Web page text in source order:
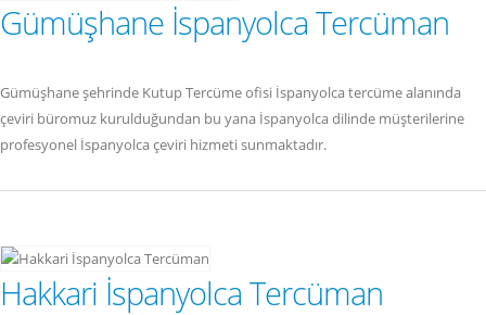
Gümüşhane İspanyolca Tercüman
Gümüşhane şehrinde Kutup Tercüme ofisi İspanyolca tercüme alanında
çeviri büromuz kurulduğundan bu yana İspanyolca dilinde müşterilerine
profesyonel İspanyolca çeviri hizmeti sunmaktadır.
Hakkari İspanyolca Tercüman